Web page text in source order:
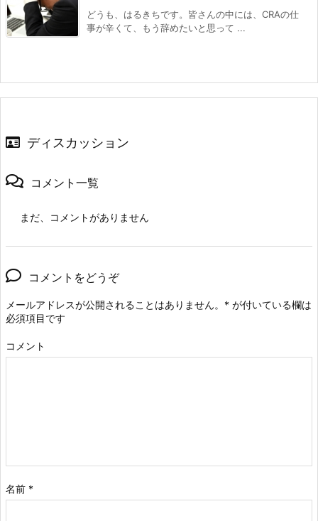
どうも、はるきちです。皆さんの中には、CRAの仕
事が辛くて、もう辞めたいと思って ...
ディスカッション
コメント一覧
まだ、コメントがありません
コメントをどうぞ
メールアドレスが公開されることはありません。 * が付いている欄は
必須項目です
コメント
名前 *